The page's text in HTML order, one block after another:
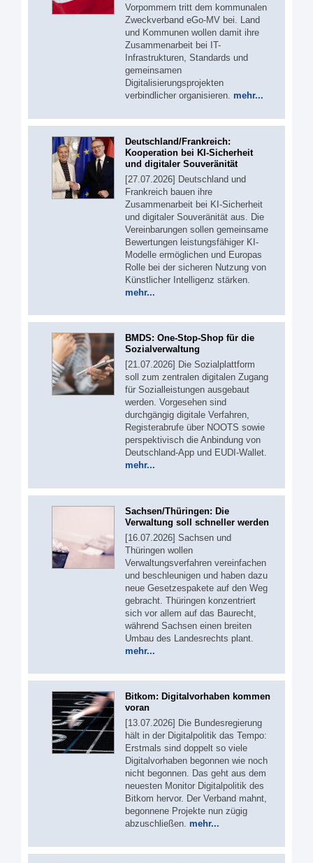
Vorpommern tritt dem kommunalen
Zweckverband eGo-MV bei. Land
und Kommunen wollen damit ihre
Zusammenarbeit bei IT-
Infrastrukturen, Standards und
gemeinsamen
Digitalisierungsprojekten
verbindlicher organisieren. mehr...
Deutschland/Frankreich:
Kooperation bei KI-Sicherheit
und digitaler Souveränität
[27.07.2026] Deutschland und
Frankreich bauen ihre
Zusammenarbeit bei KI-Sicherheit
und digitaler Souveränität aus. Die
Vereinbarungen sollen gemeinsame
Bewertungen leistungsfähiger KI-
Modelle ermöglichen und Europas
Rolle bei der sicheren Nutzung von
Künstlicher Intelligenz stärken.
mehr...
BMDS: One-Stop-Shop für die
Sozialverwaltung
[21.07.2026] Die Sozialplattform
soll zum zentralen digitalen Zugang
für Sozialleistungen ausgebaut
werden. Vorgesehen sind
durchgängig digitale Verfahren,
Registerabrufe über NOOTS sowie
perspektivisch die Anbindung von
Deutschland-App und EUDI-Wallet.
mehr...
Sachsen/Thüringen: Die
Verwaltung soll schneller werden
[16.07.2026] Sachsen und
Thüringen wollen
Verwaltungsverfahren vereinfachen
und beschleunigen und haben dazu
neue Gesetzespakete auf den Weg
gebracht. Thüringen konzentriert
sich vor allem auf das Baurecht,
während Sachsen einen breiten
Umbau des Landesrechts plant.
mehr...
Bitkom: Digitalvorhaben kommen
voran
[13.07.2026] Die Bundesregierung
hält in der Digitalpolitik das Tempo:
Erstmals sind doppelt so viele
Digitalvorhaben begonnen wie noch
nicht begonnen. Das geht aus dem
neuesten Monitor Digitalpolitik des
Bitkom hervor. Der Verband mahnt,
begonnene Projekte nun zügig
abzuschließen. mehr...